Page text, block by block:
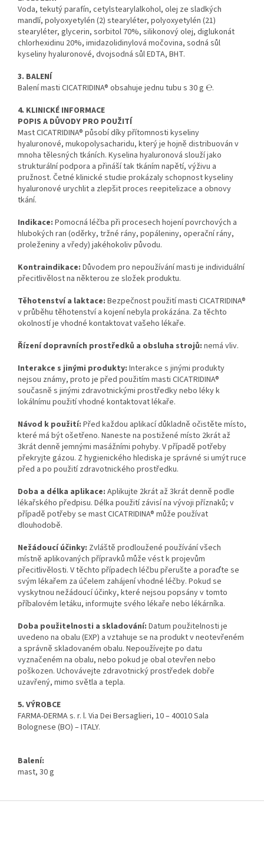
Voda, tekutý parafín, cetylstearylalkohol, olej ze sladkých
mandlí, polyoxyetylén (2) stearyléter, polyoxyetylén (21)
stearyléter, glycerin, sorbitol 70%, silikonový olej, diglukonát
chlorhexidinu 20%, imidazolidinylová močovina, sodná sůl
kyseliny hyaluronové, dvojsodná sůl EDTA, BHT.
3. BALENÍ
Balení masti CICATRIDINA® obsahuje jednu tubu s 30 g ℮.
4. KLINICKÉ INFORMACE
POPIS A DŮVODY PRO POUŽITÍ
Mast CICATRIDINA® působí díky přítomnosti kyseliny
hyaluronové, mukopolysacharidu, který je hojně distribuován v
mnoha tělesných tkáních. Kyselina hyaluronová slouží jako
strukturální podpora a přináší tak tkáním napětí, výživu a
pružnost. Četné klinické studie prokázaly schopnost kyseliny
hyaluronové urychlit a zlepšit proces reepitelizace a obnovy
tkání.
Indikace: Pomocná léčba při procesech hojení povrchových a
hlubokých ran (oděrky, tržné rány, popáleniny, operační rány,
proleženiny a vředy) jakéhokoliv původu.
Kontraindikace: Důvodem pro nepoužívání masti je individuální
přecitlivělost na některou ze složek produktu.
Těhotenství a laktace: Bezpečnost použití masti CICATRIDINA®
v průběhu těhotenství a kojení nebyla prokázána. Za těchto
okolností je vhodné kontaktovat vašeho lékaře.
Řízení dopravních prostředků a obsluha strojů: nemá vliv.
Interakce s jinými produkty: Interakce s jinými produkty
nejsou známy, proto je před použitím masti CICATRIDINA®
současně s jinými zdravotnickými prostředky nebo léky k
lokálnímu použití vhodné kontaktovat lékaře.
Návod k použití: Před každou aplikací důkladně očistěte místo,
které má být ošetřeno. Naneste na postižené místo 2krát až
3krát denně jemnými masážními pohyby. V případě potřeby
překryjte gázou. Z hygienického hlediska je správné si umýt ruce
před a po použití zdravotnického prostředku.
Doba a délka aplikace: Aplikujte 2krát až 3krát denně podle
lékařského předpisu. Délka použití závisí na vývoji příznaků; v
případě potřeby se mast CICATRIDINA® může používat
dlouhodobě.
Nežádoucí účinky: Zvláště prodloužené používání všech
místně aplikovaných přípravků může vést k projevům
přecitlivělosti. V těchto případech léčbu přerušte a poraďte se
svým lékařem za účelem zahájení vhodné léčby. Pokud se
vyskytnou nežádoucí účinky, které nejsou popsány v tomto
příbalovém letáku, informujte svého lékaře nebo lékárníka.
Doba použitelnosti a skladování: Datum použitelnosti je
uvedeno na obalu (EXP) a vztahuje se na produkt v neotevřeném
a správně skladovaném obalu. Nepoužívejte po datu
vyznačeném na obalu, nebo pokud je obal otevřen nebo
poškozen. Uchovávejte zdravotnický prostředek dobře
uzavřený, mimo světla a tepla.
5. VÝROBCE
FARMA-DERMA s. r. l. Via Dei Bersaglieri, 10 – 40010 Sala
Bolognese (BO) – ITALY.
Balení:
mast, 30 g